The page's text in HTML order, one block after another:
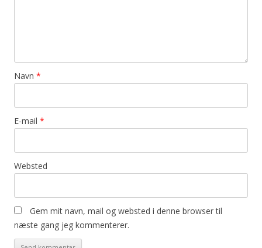
Navn *
E-mail *
Websted
Gem mit navn, mail og websted i denne browser til
næste gang jeg kommenterer.